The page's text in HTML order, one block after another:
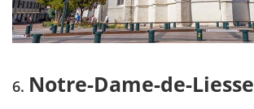
Notre-Dame-de-Liesse